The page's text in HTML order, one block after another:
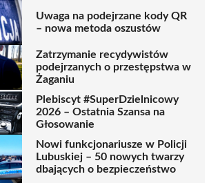
Uwaga na podejrzane kody QR
– nowa metoda oszustów
Zatrzymanie recydywistów
podejrzanych o przestępstwa w
Żaganiu
Plebiscyt #SuperDzielnicowy
2026 – Ostatnia Szansa na
Głosowanie
Nowi funkcjonariusze w Policji
Lubuskiej – 50 nowych twarzy
dbających o bezpieczeństwo